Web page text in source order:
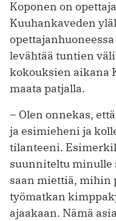
Koponen on
Kuuhankaveden
levähtää tuntien
kokouksien aikana
maata patjalla.
– Olen onnekas,
ja esimieheni ja
tilanteeni.
suunniteltu
saan miettiä, mihin
työmatkan
ajaakaan. Nämä